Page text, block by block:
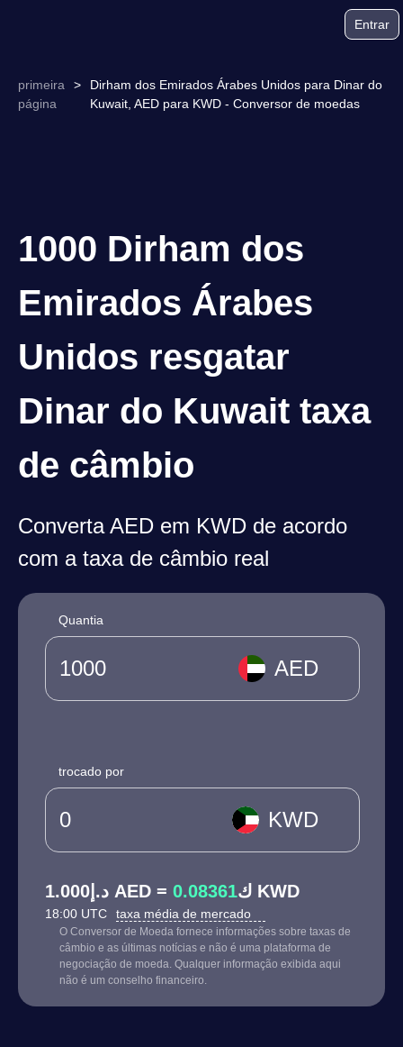
Entrar
primeira
página
>
Dirham dos Emirados Árabes Unidos para Dinar do
Kuwait, AED para KWD - Conversor de moedas
1000 Dirham dos
Emirados Árabes
Unidos resgatar
Dinar do Kuwait taxa
de câmbio
Converta AED em KWD de acordo
com a taxa de câmbio real
Quantia
AED
trocado por
KWD
د.إ1.000 AED = ك0.08361 KWD
18:00 UTC taxa média de mercado
O Conversor de Moeda fornece informações sobre taxas de
câmbio e as últimas notícias e não é uma plataforma de
negociação de moeda. Qualquer informação exibida aqui
não é um conselho financeiro.